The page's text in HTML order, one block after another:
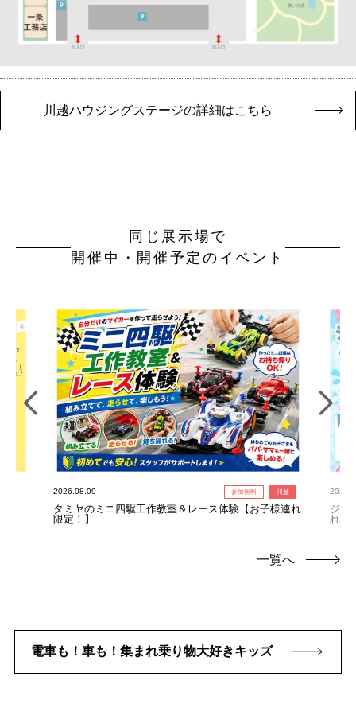
川越ハウジングステージの詳細はこちら
同じ展示場で
開催中・開催予定のイベント
2026.08.09 参加無料 川越
タミヤのミニ四駆工作教室＆レース体験【お子様連れ
限定！】
ジャ
れ限
一覧へ
電車も！車も！集まれ乗り物大好きキッズ